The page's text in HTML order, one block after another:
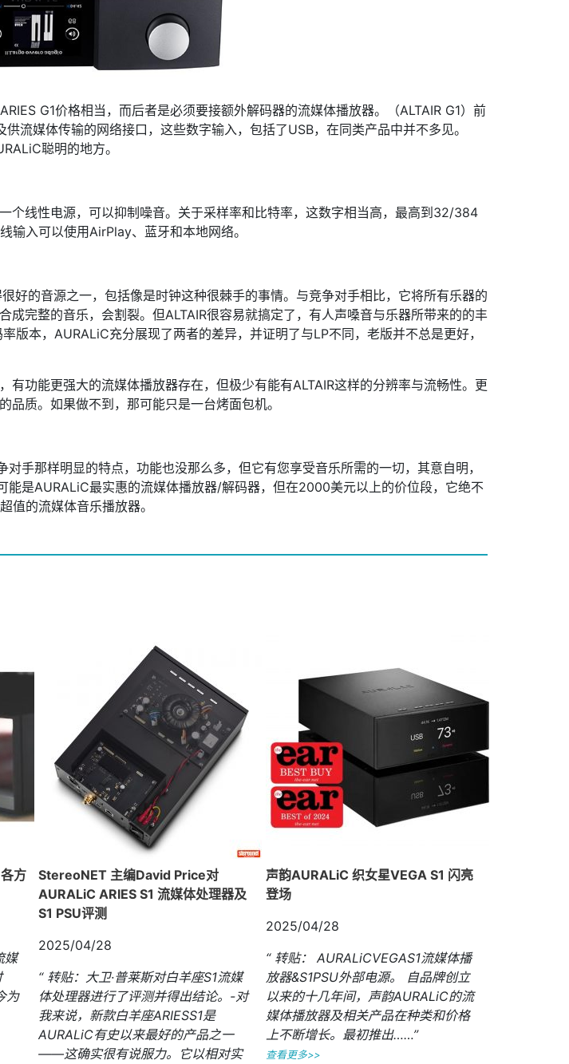
G1价格相当，而后者是必须要接额外解码器的流媒体播放器。（ALTAIR G1）前
流媒体传输的网络接口，这些数字输入，包括了USB，在同类产品中并不多见。
聪明的地方。
个线性电源，可以抑制噪音。关于采样率和比特率，这数字相当高，最高到32/384
输入可以使用AirPlay、蓝牙和本地网络。
好的音源之一，包括像是时钟这种很棘手的事情。与竞争对手相比，它将所有乐器的
完整的音乐，会割裂。但ALTAIR很容易就搞定了，有人声嗓音与乐器所带来的的丰
本，AURALiC充分展现了两者的差异，并证明了与LP不同，老版并不总是更好，
功能更强大的流媒体播放器存在，但极少有能有ALTAIR这样的分辨率与流畅性。更
质。如果做不到，那可能只是一台烤面包机。
手那样明显的特点，功能也没那么多，但它有您享受音乐所需的一切，其意自明，
能是AURALiC最实惠的流媒体播放器/解码器，但在2000美元以上的价位段，它绝不
值的流媒体音乐播放器。
方
媒
为
StereoNET 主编David Price对
AURALiC ARIES S1 流媒体处理器及
S1 PSU评测
2025/04/28
“ 转贴：大卫·普莱斯对白羊座S1流媒
体处理器进行了评测并得出结论。-对
我来说，新款白羊座ARIESS1是
AURALiC有史以来最好的产品之一
——这确实很有说服力。它以相对实
声韵AURALiC 织女星VEGA S1 闪亮
登场
2025/04/28
“ 转贴： AURALiCVEGAS1流媒体播
放器&S1PSU外部电源。 自品牌创立
以来的十几年间，声韵AURALiC的流
媒体播放器及相关产品在种类和价格
上不断增长。最初推出……”
查看更多>>